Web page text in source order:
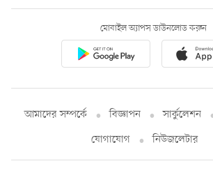
মোবাইল অ্যাপস ডাউনলোড করুন
আমাদের সম্পর্কে বিজ্ঞাপন সার্কুলেশন
যোগাযোগ
নিউজলেটার